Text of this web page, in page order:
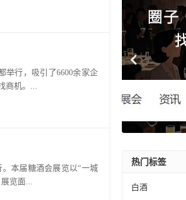
举行，吸引了6600余家企
商机。...
本届糖酒会展览以“一城
览面...
热门标签
白酒